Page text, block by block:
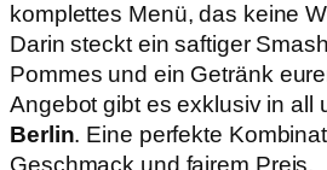
komplettes Menü, das keine
Darin steckt ein saftiger
Pommes und ein Getränk
Angebot gibt es exklusiv in all
Berlin. Eine perfekte